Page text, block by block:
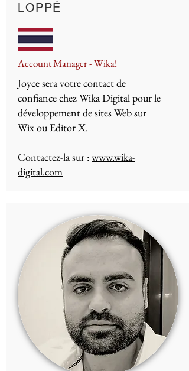
LOPPÉ
Account Manager - Wika!
Joyce sera votre contact de
confiance chez Wika Digital pour le
développement de sites Web sur
Wix ou Editor X.
Contactez-la sur :www.wika-
digital.com